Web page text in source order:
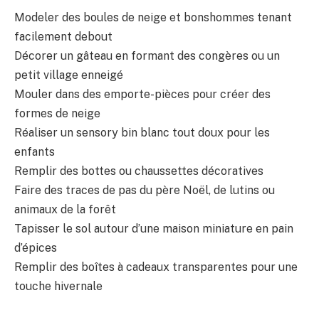
Modeler des boules de neige et bonshommes tenant
facilement debout
Décorer un gâteau en formant des congères ou un
petit village enneigé
Mouler dans des emporte-pièces pour créer des
formes de neige
Réaliser un sensory bin blanc tout doux pour les
enfants
Remplir des bottes ou chaussettes décoratives
Faire des traces de pas du père Noël, de lutins ou
animaux de la forêt
Tapisser le sol autour d’une maison miniature en pain
d’épices
Remplir des boîtes à cadeaux transparentes pour une
touche hivernale